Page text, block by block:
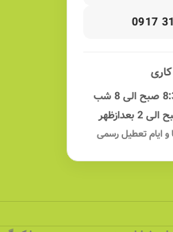
0917
ایام تعطیل رسمی